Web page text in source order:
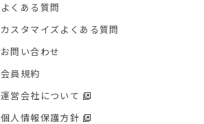
よくある質問
カスタマイズよくある質問
お問い合わせ
会員規約
運営会社について
個人情報保護方針